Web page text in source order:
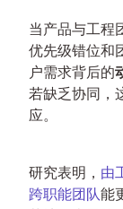
当产品与工程
优先级错位和
户需求背后的
若缺乏协同，
应。
研究表明， 由
跨职能团队能